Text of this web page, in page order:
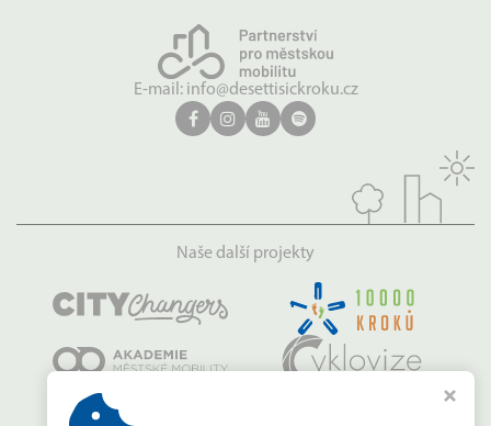
E-mail: info@desettisickroku.cz
Naše další projekty